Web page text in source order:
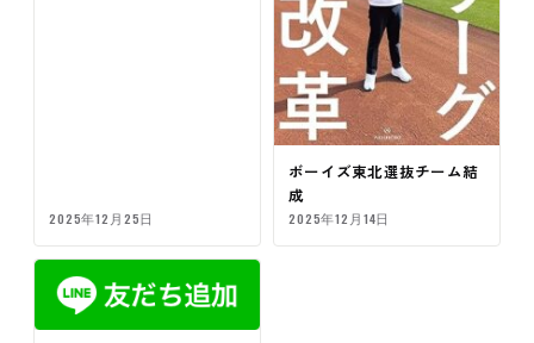
2025年12月25日
ボーイズ東北選抜チーム結
成
2025年12月14日